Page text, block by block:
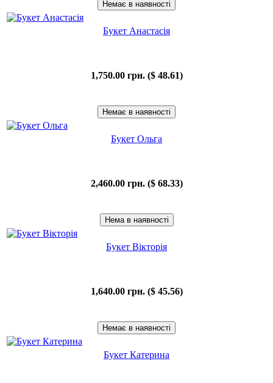
Букет Анастасія
1,750.00 грн. ($ 48.61)
Букет Ольга
2,460.00 грн. ($ 68.33)
Букет Вікторія
1,640.00 грн. ($ 45.56)
Букет Катерина